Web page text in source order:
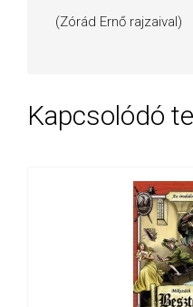
(Zórád Ernő rajzaival)
Kapcsolódó